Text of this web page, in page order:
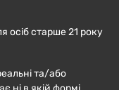
осіб старше 21 року
та/або